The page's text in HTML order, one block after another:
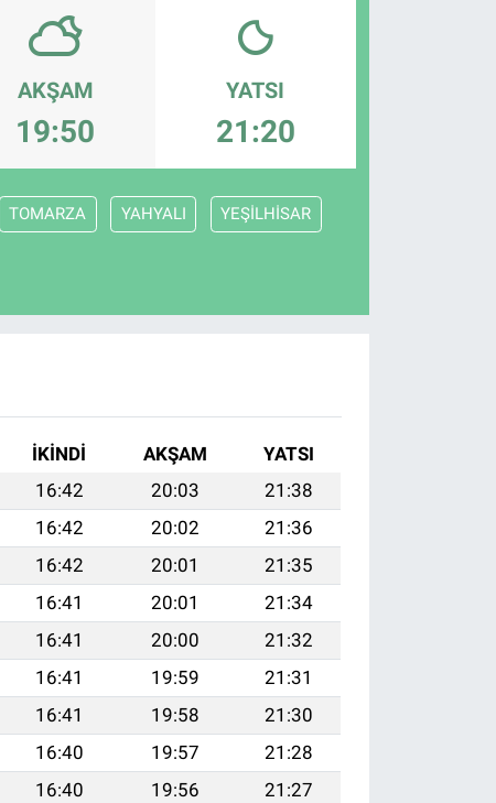
AKŞAM
19:50
YATSI
21:20
TOMARZA YAHYALI YEŞİLHİSAR
İKINDI AKŞAM
YATSI
16:42 20:03
21:38
16:42 20:02
21:36
16:42 20:01
21:35
16:41 20:01
21:34
16:41 20:00
21:32
16:41 19:59
21:31
16:41 19:58
21:30
16:40 19:57
21:28
16:40 19:56
21:27